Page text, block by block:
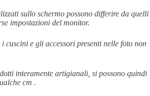
sullo schermo possono differire da quelli
impostazioni del monitor.
cuscini e gli accessori presenti nelle foto non
interamente artigianali, si possono quindi
cm .